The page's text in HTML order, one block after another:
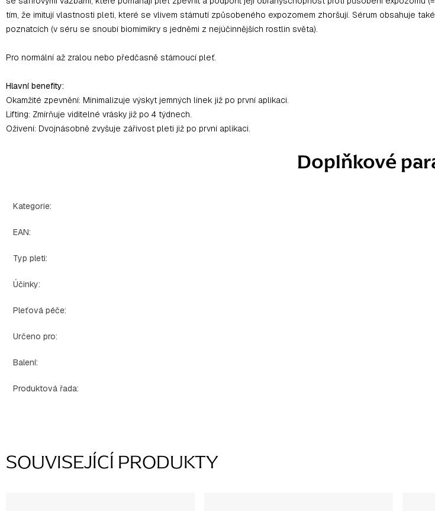
tím, že imitují vlastnosti pleti, které se vlivem stárnutí způsobeného expozomem zhoršují. Sérum obsahuje
poznatcích (v séru se snoubí biomimikry s jedněmi z nejúčinnějších rostlin světa).
Pro normální až zralou nebo předčasně stárnoucí pleť.
Hlavní benefity:
Okamžité zpevnění: Minimalizuje výskyt jemných linek již po první aplikaci.
Lifting: Zmírňuje viditelné vrásky již po 4 týdnech.
Oživení: Dvojnásobně zvyšuje zářivost pleti již po první aplikaci.
Doplňkové
Kategorie:
EAN:
Typ pleti:
Účinky:
Pleťová péče:
Určeno pro:
Balení:
Produktová řada:
SOUVISEJÍCÍ PRODUKTY